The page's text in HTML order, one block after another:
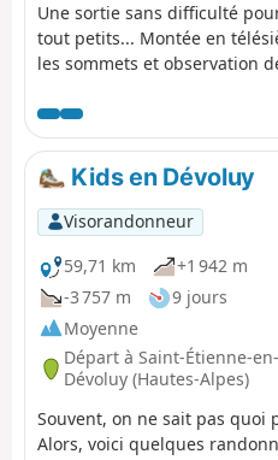
Une sortie sans difficulté
tout petits... Montée en
les sommets et observation
L'essentiel se fait en
Kids en Dévoluy
Visorandonneur
59,71 km
+1 942 m
-3 757 m
9 jours
Moyenne
Départ à Saint-Étienne-en-
Dévoluy (Hautes-Alpes)
Souvent, on ne sait pas quoi
Alors, voici quelques